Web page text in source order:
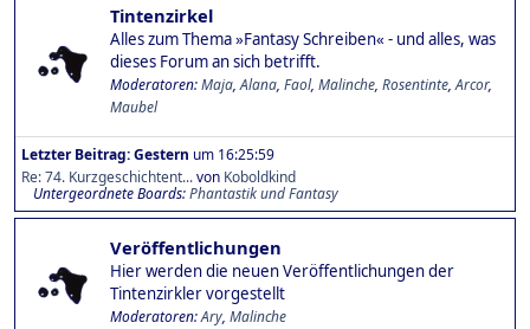
Tintenzirkel
Alles zum Thema »Fantasy Schreiben« - und alles, was
dieses Forum an sich betrifft.
Moderatoren:Maja,Alana, Faol, Malinche, Rosentinte,Arcor,
Maubel
Letzter Beitrag:Gestern um 16:25:59
Re: 74. Kurzgeschichtent...von Koboldkind
Untergeordnete Boards Phantastik und Fantasy
Veröffentlichungen
Hier werden die neuen Veröffentlichungen der
Tintenzirkler vorgestellt
Moderatoren:Ary, Malinche